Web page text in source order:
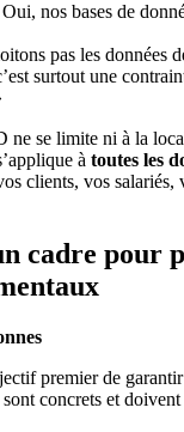
nos bases de
pas les données
surtout une
ne se limite ni à la
à toutes les
clients, vos salariés,
cadre pour
premier de
concrets et